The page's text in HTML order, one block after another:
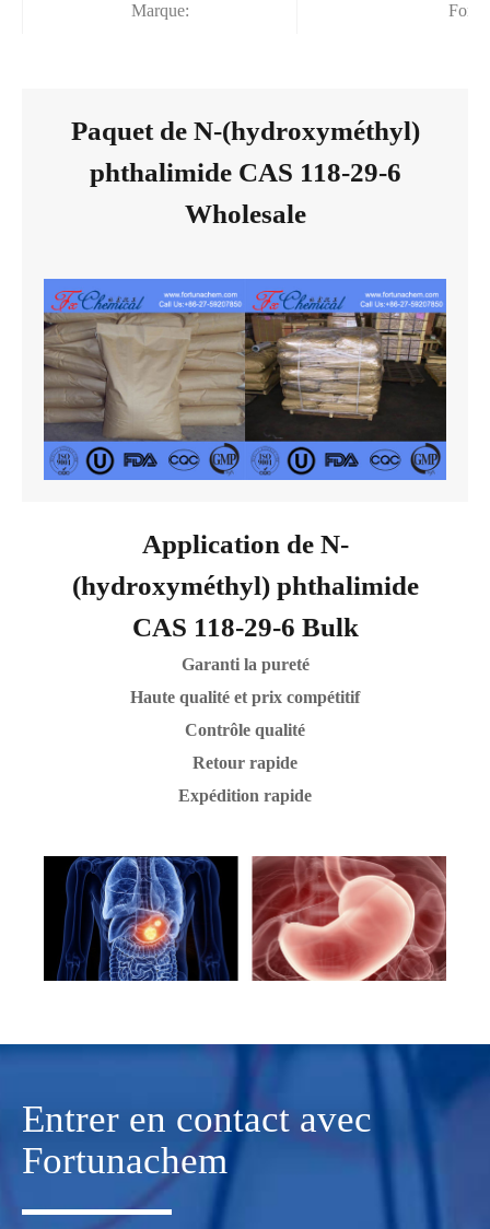
Marque:
Paquet de N-(hydroxyméthyl)
phthalimide CAS 118-29-6
Wholesale
Application de N-
(hydroxyméthyl) phthalimide
CAS 118-29-6 Bulk
Garanti la pureté
Haute qualité et prix compétitif
Contrôle qualité
Retour rapide
Expédition rapide
Entrer en contact avec
Fortunachem